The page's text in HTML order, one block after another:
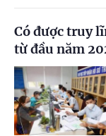
Có được truy
từ đầu năm